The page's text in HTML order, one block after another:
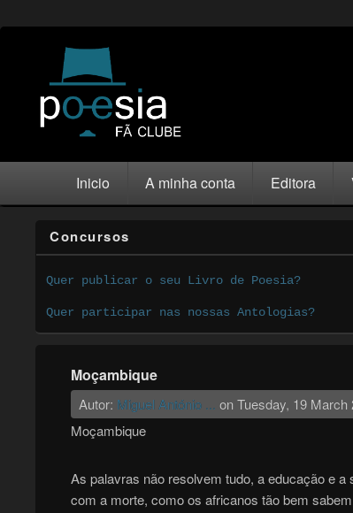
Inicio A minha conta Editora
Concursos
Quer publicar o seu Livro de Poesia?
Quer participar nas nossas Antologias?
Moçambique
Autor: Miguel António ... on Tuesday, 19 March
Moçambique
As palavras não resolvem tudo, a educação e
com a morte, como os africanos tão bem